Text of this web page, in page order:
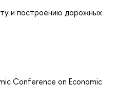
и построению дорожных
Conference on Economic